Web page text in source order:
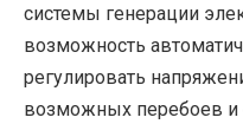
системы генерации
возможность
регулировать
возможных перебоев и